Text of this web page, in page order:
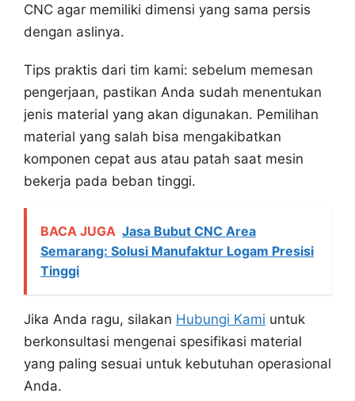
CNC agar memiliki dimensi yang sama persis
dengan aslinya.
Tips praktis dari tim kami: sebelum memesan
pengerjaan, pastikan Anda sudah menentukan
jenis material yang akan digunakan. Pemilihan
material yang salah bisa mengakibatkan
komponen cepat aus atau patah saat mesin
bekerja pada beban tinggi.
BACA JUGA Jasa Bubut CNC Area
Semarang: Solusi Manufaktur Logam Presisi
Tinggi
Jika Anda ragu, silakan Hubungi Kami untuk
berkonsultasi mengenai spesifikasi material
yang paling sesuai untuk kebutuhan operasional
Anda.